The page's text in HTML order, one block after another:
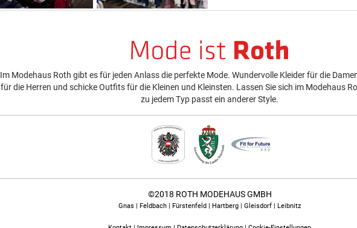
Im Modehaus Roth gibt es für jeden Anlass die perfekte Mode. Wundervolle Kleider für die
für die Herren und schicke Outfits für die Kleinen und Kleinsten. Lassen Sie sich im Modehaus
zu jedem Typ passt ein anderer Style.
©2018 ROTH MODEHAUS GMBH
Gnas | Feldbach | Fürstenfeld | Hartberg | Gleisdorf | Leibnitz